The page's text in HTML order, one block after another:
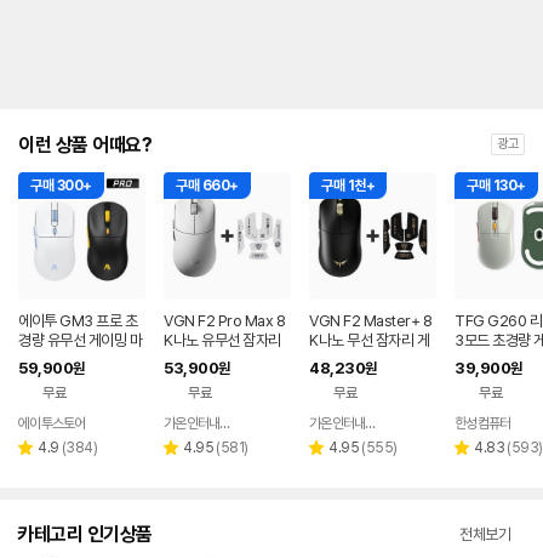
이런 상품 어때요? 광고
구매 300+
에이투 GM3 프로 초
경량 유무선 게이밍 마
우스 트리플모드 고감
도 USB 컴퓨터 PC 노
트북 GM3PRO
59,900원
무료
에이투스토어
별 4.9 리
(384)
구매 660+
VGN F2 Pro Max 8
K나노 유무선 잠자리
게이밍 마우스 화이트
53,900원
무료
페이
가온인터내셔날
별 4.95 리
(581)
구매 1천+
VGN F2 Master+ 8
K나노 무선 잠자리 게
이밍 마우스+그립테이
프 블랙
48,230원
무료
페이
가온인터내셔날
별 4.95 리
(555)
구매 130+
TFG G260
3모드 초경량
마우스 레블
39,900원
무료
한성컴퓨터
별 4.83 리
(593)
카테고리 인기상품 전체보기